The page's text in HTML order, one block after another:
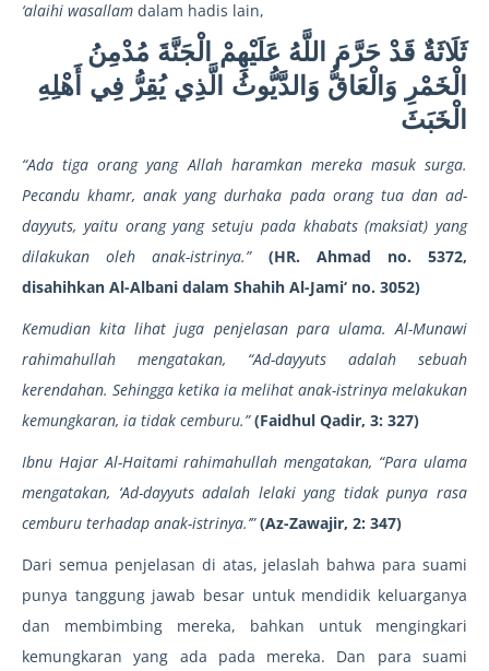
‘alaihi wasallam dalam hadis lain,
ثَلَاثَةٌ قَدْ حَرَّمَ اللَّهُ عَلَيْهِمْ الْجَنَّةَ مُدْمِنُ
الْخَمْرِ وَالْعَاقُّ وَالدَّيُّوثُ الَّذِي يُقِرُّ فِي أَهْلِهِ
الْخَبَثَ
“Ada tiga orang yang Allah haramkan mereka masuk surga.
Pecandu khamr, anak yang durhaka pada orang tua dan ad-
dayyuts, yaitu orang yang setuju pada khabats (maksiat) yang
dilakukan oleh anak-istrinya.”(HR. Ahmad no. 5372,
disahihkan Al-Albani dalam Shahih Al-Jami‘ no. 3052)
Kemudian kita lihat juga penjelasan para ulama. Al-Munawi
rahimahullah mengatakan, “Ad-dayyuts adalah sebuah
kerendahan. Sehingga ketika ia melihat anak-istrinya melakukan
kemungkaran, ia tidak cemburu.”(Faidhul Qadir, 3: 327)
Ibnu Hajar Al-Haitami rahimahullah mengatakan, “Para ulama
mengatakan, ‘Ad-dayyuts adalah lelaki yang tidak punya rasa
cemburu terhadap anak-istrinya.’” (Az-Zawajir, 2: 347)
Dari semua penjelasan di atas, jelaslah bahwa para suami
punya tanggung jawab besar untuk mendidik keluarganya
dan membimbing mereka, bahkan untuk mengingkari
kemungkaran yang ada pada mereka. Dan para suami